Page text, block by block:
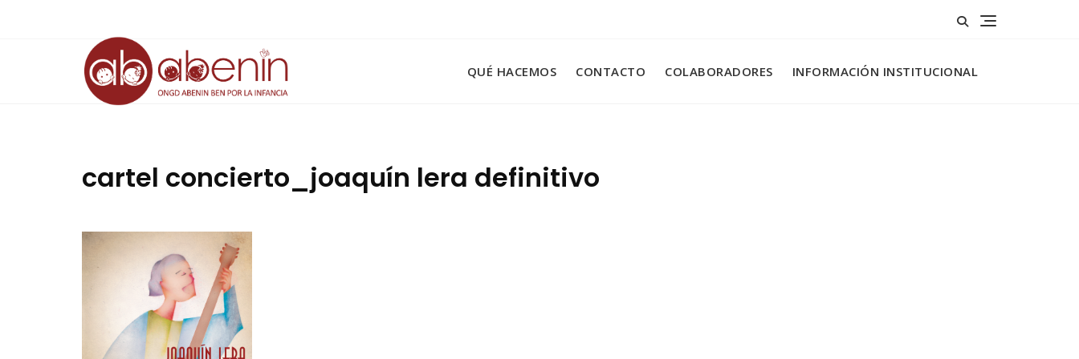
QUÉ HACEMOS
CONTACTO COLABORADORES INFORMACIÓN INSTITUCIONAL
cartel concierto_joaquín lera definitivo